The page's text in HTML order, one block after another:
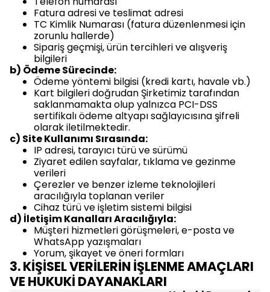
Fatura adresi ve teslimat adresi
TC Kimlik Numarası (fatura düzenlenmesi için
zorunlu hallerde)
Sipariş geçmişi, ürün tercihleri ve alışveriş
bilgileri
b) Ödeme Sürecinde:
Ödeme yöntemi bilgisi (kredi kartı, havale vb.)
Kart bilgileri doğrudan Şirketimiz tarafından
saklanmamakta olup yalnızca PCI-DSS
sertifikalı ödeme altyapı sağlayıcısına şifreli
olarak iletilmektedir.
c) Site Kullanımı Sırasında:
IP adresi, tarayıcı türü ve sürümü
Ziyaret edilen sayfalar, tıklama ve gezinme
verileri
Çerezler ve benzer izleme teknolojileri
aracılığıyla toplanan veriler
Cihaz türü ve işletim sistemi bilgisi
d) İletişim Kanalları Aracılığıyla:
Müşteri hizmetleri görüşmeleri, e-posta ve
WhatsApp yazışmaları
Yorum, şikayet ve öneri formları
3. KİŞİSEL VERİLERİN İŞLENME AMAÇLARI
VE HUKUKİ DAYANAKLARI